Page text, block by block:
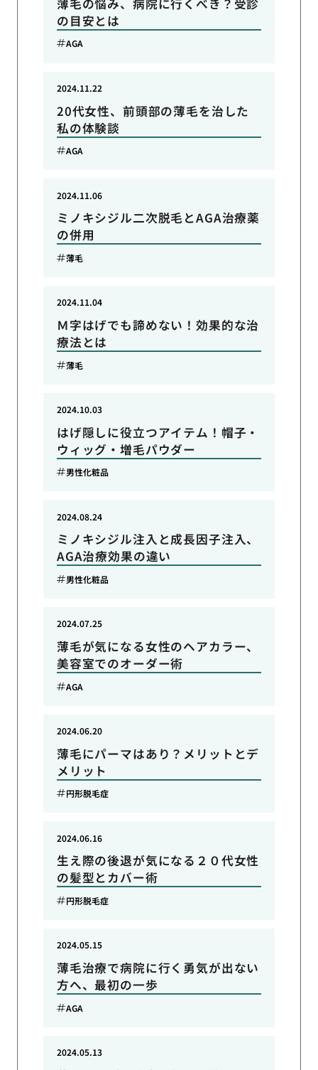
薄毛の悩み、病院に行くべき？受診
の目安とは
AGA
20代女性、前頭部の薄毛を治した
私の体験談
2024.11.22
AGA
ミノキシジル二次脱毛とAGA治療薬
の併用
2024.11.06
薄毛
Ｍ字はげでも諦めない！効果的な治
療法とは
2024.11.04
薄毛
はげ隠しに役立つアイテム！帽子・
ウィッグ・増毛パウダー
2024.10.03
男性化粧品
ミノキシジル注入と成長因子注入、
AGA治療効果の違い
2024.08.24
男性化粧品
薄毛が気になる女性のヘアカラー、
美容室でのオーダー術
2024.07.25
AGA
薄毛にパーマはあり？メリットとデ
メリット
2024.06.20
円形脱毛症
生え際の後退が気になる２０代女性
の髪型とカバー術
2024.06.16
円形脱毛症
薄毛治療で病院に行く勇気が出ない
方へ、最初の一歩
2024.05.15
AGA
2024.05.13